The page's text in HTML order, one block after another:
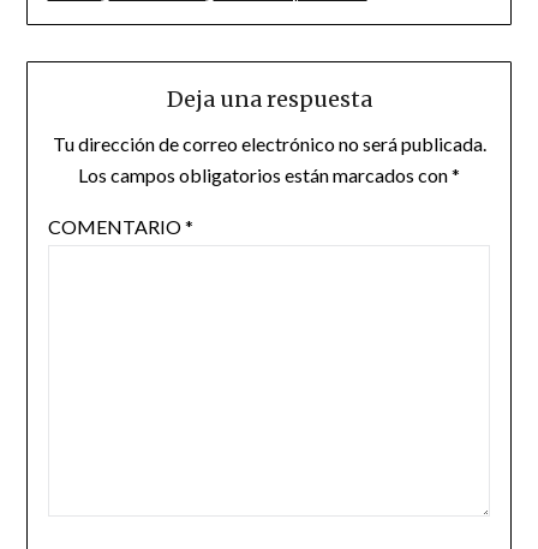
Deja una respuesta
Tu dirección de correo electrónico no será publicada.
Los campos obligatorios están marcados con*
COMENTARIO*